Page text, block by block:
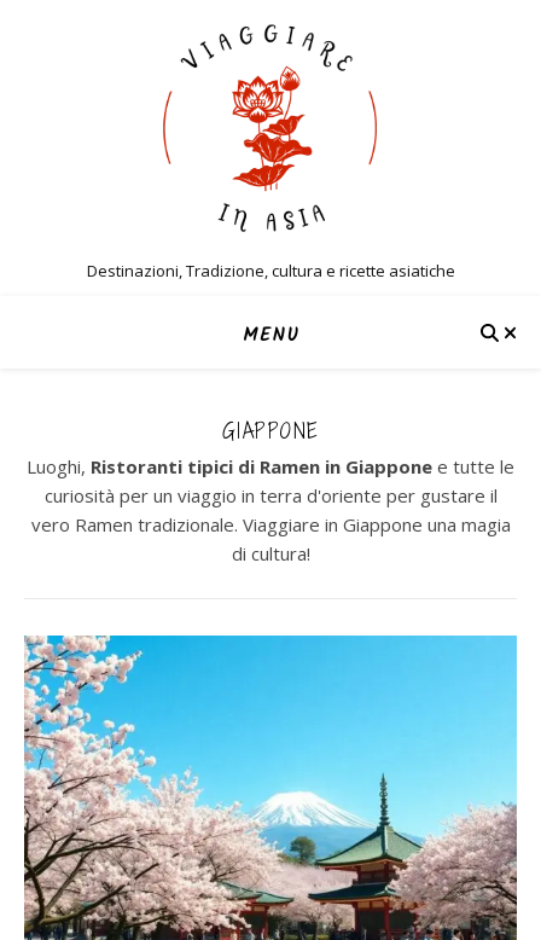
Destinazioni, Tradizione, cultura e ricette asiatiche
MENU
GIAPPONE
Luoghi, Ristoranti tipici di Ramen in Giappone e tutte le
curiosità per un viaggio in terra d'oriente per gustare il
vero Ramen tradizionale. Viaggiare in Giappone una magia
di cultura!